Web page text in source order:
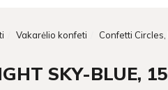
Vakarėlio konfeti Confetti
SKY-BLUE,